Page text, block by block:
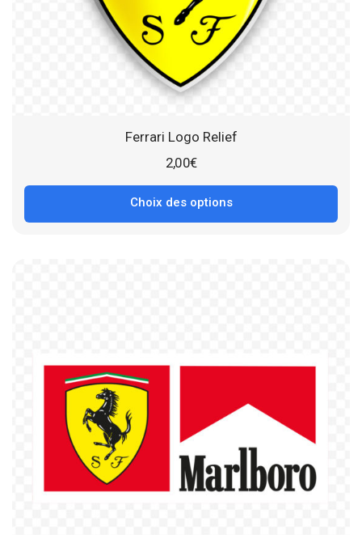
Ferrari Logo Relief
2,00€
Choix des options